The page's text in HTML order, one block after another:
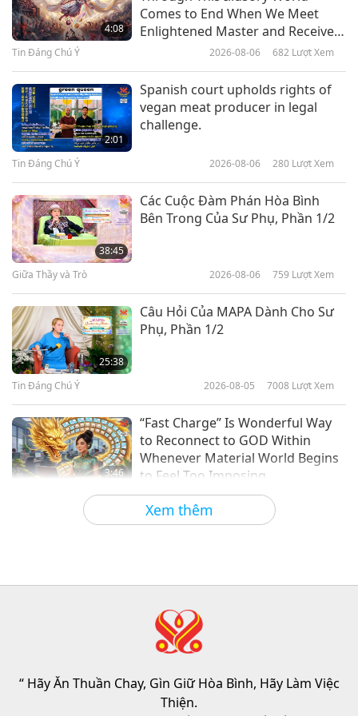
Giải Gương Từ Bi Sáng Ngời Thế
Giới: Không Còn Chó Bị Bỏ Rơi,
Phần 1/2
Người Nhận Giải Gương Từ Bi
Sáng Ngời Thế Giới: Vị Nữ Tu –
Tổ Chức Nhận Giải Gương Từ Bi
Giải Gương Từ Bi Sáng Ngời Thế
Những Bạn Bò
Xem thêm
4:08
Comes to End When We Meet
Enlightened Master and Receive
Tin Đáng Chú Ý 2026-08-06 682 Lượt Xem
2:01
Spanish court upholds rights of
vegan meat producer in legal
challenge.
Tin Đáng Chú Ý 2026-08-06 280 Lượt Xem
38:45
Các Cuộc Đàm Phán Hòa Bình
Bên Trong Của Sư Phụ, Phần 1/2
Giữa Thầy và Trò 2026-08-06 759 Lượt Xem
25:38
Câu Hỏi Của MAPA Dành Cho Sư
Phụ, Phần 1/2
Tin Đáng Chú Ý 2026-08-05 7008 Lượt Xem
3:46
“Fast Charge” Is Wonderful Way
to Reconnect to GOD Within
Whenever Material World Begins
to Feel Too Imposing
2026-08-05 1178
38:07
Đạo Đức Hồi Giáo Về Nước: Trích
“ Hãy Ăn Thuần Chay, Gìn Giữ Hòa Bình, Hãy Làm Việc
Thiện.